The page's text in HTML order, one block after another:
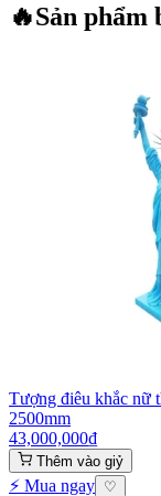
🔥Sản phẩm
Tượng điêu khắc nữ
2500mm
43,000,000₫
Thêm vào giỷ
⚡ Mua ngay ♡